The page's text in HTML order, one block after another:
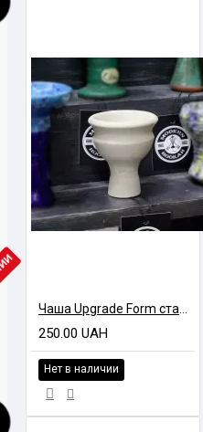
250.00 UAH
Нет в наличии